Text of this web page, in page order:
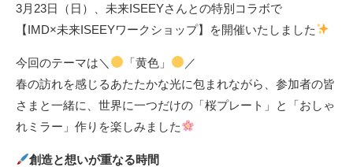
3月23日（日）、未来ISEEYさんとの特別コラボで
【IMD×未来ISEEYワークショップ】を開催いたしました
今回のテーマは＼ 「黄色」
／
春の訪れを感じるあたたかな光に包まれながら、参加者の皆
さまと一緒に、世界に一つだけの「桜プレート」と「おしゃ
れミラー」作りを楽しみました
創造と想いが重なる時間